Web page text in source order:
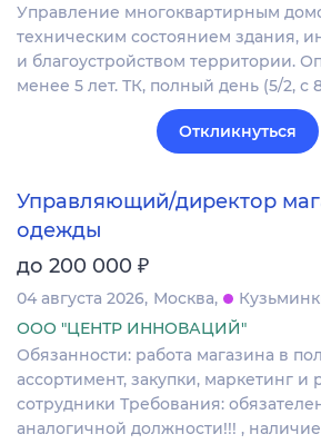
Управление многоквартирным
техническим состоянием здания,
и благоустройством территории.
менее 5 лет. ТК, полный день (5/2, с
Откликнуться
Управляющий/директор
одежды
до 200 000 ₽
04 августа 2026 Москва
ООО "ЦЕНТР ИННОВАЦИЙ"
Обязанности: работа магазина в
ассортимент, закупки, маркетинг и
сотрудники Требования:
аналогичной должности!!! ,